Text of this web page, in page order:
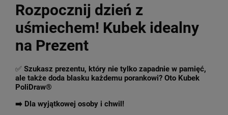
Rozpocznij dzień z
uśmiechem! Kubek idealny
na Prezent
✅ Szukasz prezentu, który nie tylko zapadnie w pamięć,
ale także doda blasku każdemu porankowi? Oto Kubek
PoliDraw®
➡️ Dla wyjątkowej osoby i chwil!